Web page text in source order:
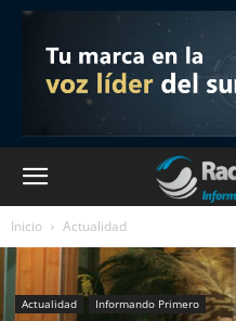
Inicio Actualidad
Actualidad Informando Primero